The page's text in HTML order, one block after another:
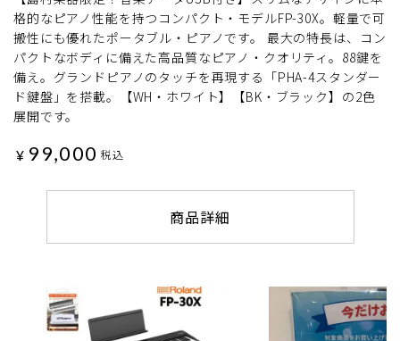
格的なピアノ性能を持つコンパクト・モデルFP-30X。軽量で可
搬性にも優れたポータブル・ピアノです。 最大の特長は、コン
パクトなボディに備えた高品質なピアノ・クオリティ。88鍵を
備え。グランドピアノのタッチを再現する「PHA-4スタンダー
ド鍵盤」を搭載。【WH・ホワイト】【BK・ブラック】の2色
展開です。
¥ 99,000 税込
商品詳細